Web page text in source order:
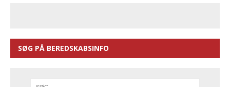
SØG PÅ BEREDSKABSINFO